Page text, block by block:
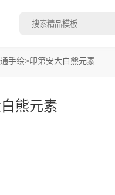
手绘>印第安大白熊元素
熊元素